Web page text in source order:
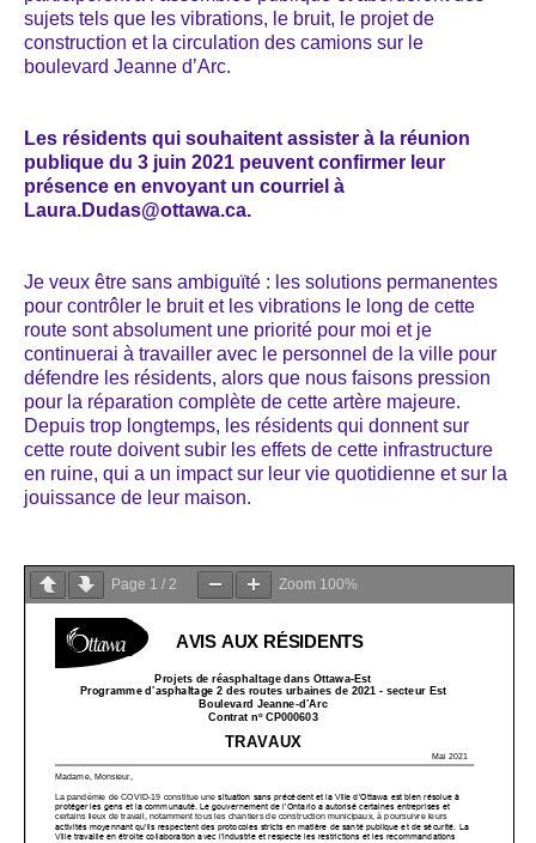
sujets tels que les vibrations, le bruit, le projet de
construction et la circulation des camions sur le
boulevard Jeanne d’Arc.
Les résidents qui souhaitent assister à la réunion
publique du 3 juin 2021 peuvent confirmer leur
présence en envoyant un courriel à
Laura.Dudas@ottawa.ca.
Je veux être sans ambiguïté : les solutions permanentes
pour contrôler le bruit et les vibrations le long de cette
route sont absolument une priorité pour moi et je
continuerai à travailler avec le personnel de la ville pour
défendre les résidents, alors que nous faisons pression
pour la réparation complète de cette artère majeure.
Depuis trop longtemps, les résidents qui donnent sur
cette route doivent subir les effets de cette infrastructure
en ruine, qui a un impact sur leur vie quotidienne et sur la
jouissance de leur maison.
Page 1 / 2 Zoom 100%